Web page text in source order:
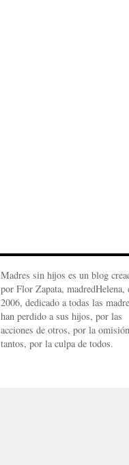
Madres sin hijos es un blog
por Flor Zapata, madredHelena,
2006, dedicado a todas las
han perdido a sus hijos, por las
acciones de otros, por la
tantos, por la culpa de todos.